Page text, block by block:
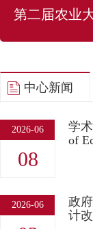
第二届农业
中心新闻
2026-06
08
学
of
2026-06
政
计